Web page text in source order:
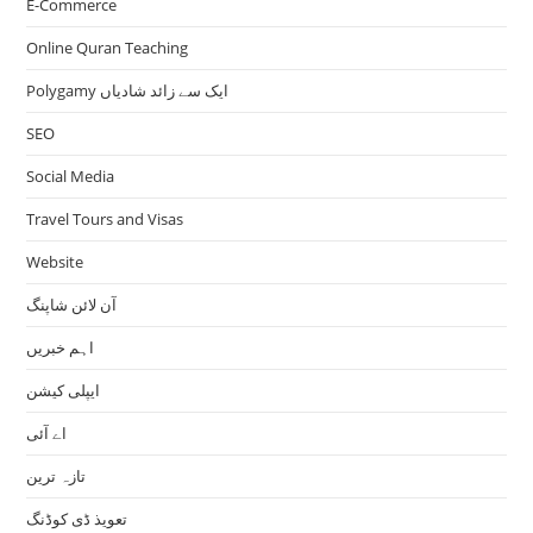
E-Commerce
Online Quran Teaching
Polygamy ایک سے زائد شادیاں
SEO
Social Media
Travel Tours and Visas
Website
آن لائن شاپنگ
اہم خبریں
ایپلی کیشن
اے آئی
تازہ ترین
تعویذ ڈی کوڈنگ